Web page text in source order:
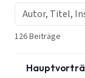
126 Beiträge